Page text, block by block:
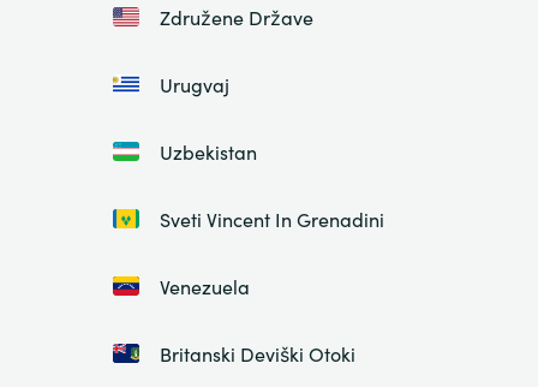
Združene Države
Urugvaj
Uzbekistan
Sveti Vincent In Grenadini
Venezuela
Britanski Deviški Otoki